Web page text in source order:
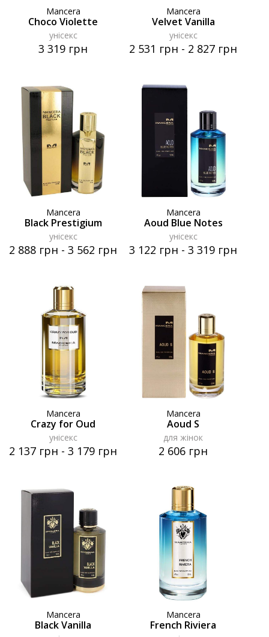
Mancera
Choco Violette
унісекс
3 319 грн
Mancera
Velvet Vanilla
унісекс
2 531 грн - 2 827 грн
Mancera
Black Prestigium
унісекс
2 888 грн - 3 562 грн
Mancera
Aoud Blue Notes
унісекс
3 122 грн - 3 319 грн
Mancera
Crazy for Oud
унісекс
2 137 грн - 3 179 грн
Mancera
Aoud S
для жінок
2 606 грн
Mancera
Black Vanilla
Mancera
French Riviera